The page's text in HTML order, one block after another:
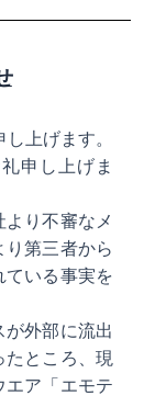
上げます。
申し上げま
り不審なメ
第三者から
ている事実を
外部に流出
たところ、現
エア「エモテ